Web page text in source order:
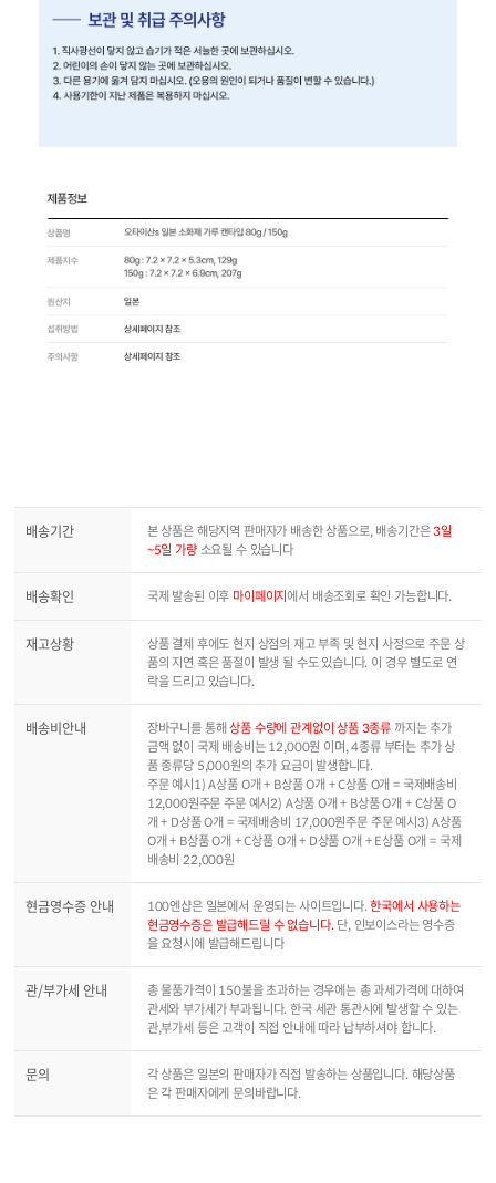
배송기간 본 상품은 해당지역 판매자가 배송한 상품으로, 배송기간은3일
~5일 가량소요될 수 있습니다
배송확인 국제 발송된 이후 마이페이지에서 배송조회로 확인 가능합니다.
재고상황
상품 결제 후에도 현지 상점의 재고 부족 및 현지 사정으로 주문 상
품의 지연 혹은 품절이 발생 될 수도 있습니다. 이 경우 별도로 연
락을 드리고 있습니다.
배송비안내 장바구니를 통해상품 수량에 관계없이 상품 3종류 까지는 추가
금액 없이 국제 배송비는 12,000원 이며, 4종류 부터는 추가 상
품 종류당 5,000원의 추가 요금이 발생합니다.
주문 예시1) A상품 O개 + B상품 O개 + C상품 O개 = 국제배송비
12,000원주문 주문 예시2) A상품 O개 + B상품 O개 + C상품 O
개 + D상품 O개 = 국제배송비 17,000원주문 주문 예시3) A상품
O개 + B상품 O개 + C상품 O개 + D상품 O개 + E상품 O개 = 국제
배송비 22,000원
현금영수증 안내 100엔샵은 일본에서 운영되는 사이트입니다.한국에서 사용하는
현금영수증은 발급해드릴 수 없습니다.단, 인보이스라는 영수증
을 요청시에 발급해드립니다
관/부가세 안내
총 물품가격이 150불을 초과하는 경우에는 총 과세가격에 대하여
관세와 부가세가 부과됩니다. 한국 세관 통관시에 발생할 수 있는
관,부가세 등은 고객이 직접 안내에 따라 납부하셔야 합니다.
문의
각 상품은 일본의 판매자가 직접 발송하는 상품입니다. 해당상품
은 각 판매자에게 문의바랍니다.